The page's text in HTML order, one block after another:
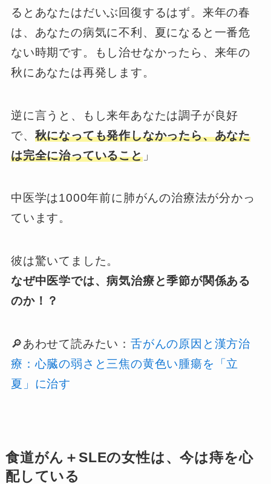
るとあなたはだいぶ回復するはず。来年の春
は、あなたの病気に不利、夏になると一番危
ない時期です。もし治せなかったら、来年の
秋にあなたは再発します。
逆に言うと、もし来年あなたは調子が良好
で、 秋になっても発作しなかったら、あなた
は完全に治っていること」
中医学は1000年前に肺がんの治療法が分かっ
ています。
彼は驚いてました。
なぜ中医学では、病気治療と季節が関係ある
のか！？
🔎あわせて読みたい： 舌がんの原因と漢方治
療：心臓の弱さと三焦の黄色い腫瘍を「立
夏」に治す
食道がん＋SLEの女性は、今は痔を心
配している